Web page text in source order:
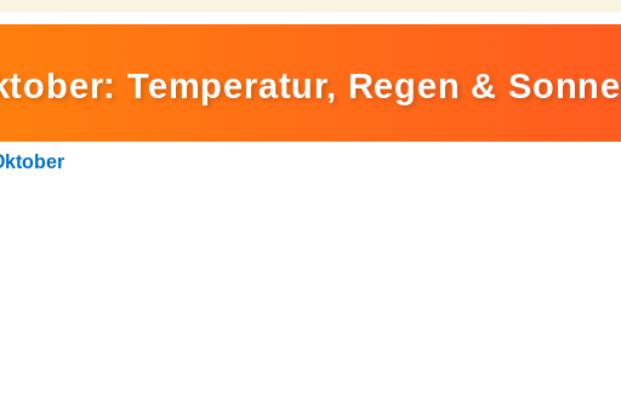
Temperatur, Regen & Sonne